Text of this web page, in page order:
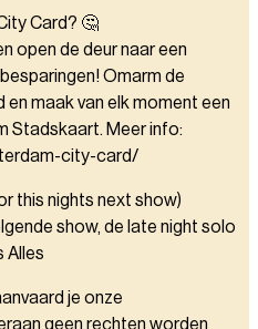
Card? 🤔
open de deur naar een
Omarm de
en maak van elk moment een
Stadskaart. Meer info:
city-card/
this nights next show)
show, de late night solo
Alles
je onze
geen rechten worden